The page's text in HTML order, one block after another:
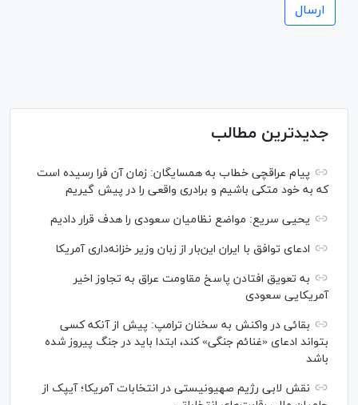
جدیدترین مطالب
پیام عراقچی خطاب به همسایگان: زمان آن فرا رسیده است
که به خود متکی باشیم و برادری واقعی را در پیش گیریم
یحیی سریع: مواضع نظامیان سعودی را هدف قرار دادیم
ادعای توافق با ایران این‌بار از زبان وزیر خزانه‌داری آمریکا
به تعویق افتادن پاسخ مقاومت عراق به تجاوز اخیر
آمریکایی سعودی
بقائی در واکنش به سخنان ترامپ: پیش از آنکه کسی
بتواند ادعای «غنائم جنگی» کند، ابتدا باید در جنگ پیروز شده
باشد
نقش لابی رژیم صهیونیستی در انتخابات آمریکا؛ آیپک از